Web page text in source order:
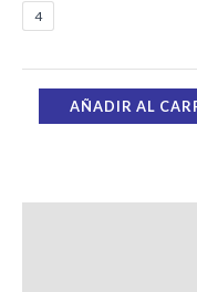
4
AÑADIR AL